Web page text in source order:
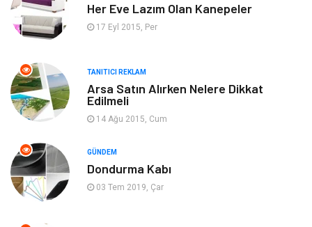
Giyim
Organizasyon Turizm
Tekstil Tatil
Hediyelik Eşya
Her Eve Lazım Olan Kanepeler
17 Eyl 2015, Per
TANITICI REKLAM
Arsa Satın Alırken Nelere Dikkat
Edilmeli
14 Ağu 2015, Cum
GÜNDEM
Dondurma Kabı
03 Tem 2019, Çar